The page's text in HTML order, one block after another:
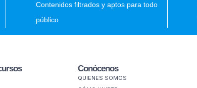
Contenidos filtrados y aptos para todo
público
Conócenos
QUIENES SOMOS